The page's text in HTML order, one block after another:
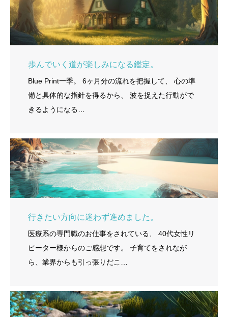
歩んでいく道が楽しみになる鑑定。
Blue Print一季。 6ヶ月分の流れを把握して、 心の準
備と具体的な指針を得るから、 波を捉えた行動がで
きるようになる…
行きたい方向に迷わず進めました。
医療系の専門職のお仕事をされている、 40代女性リ
ピーター様からのご感想です。 子育てをされなが
ら、業界からも引っ張りだこ…